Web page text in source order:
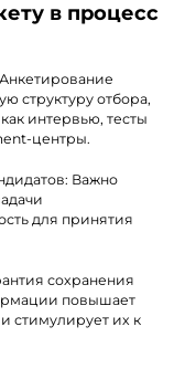
в процесс
структуру отбора,
интервью, тесты
центры.
Важно
для принятия
сохранения
повышает
стимулирует их к